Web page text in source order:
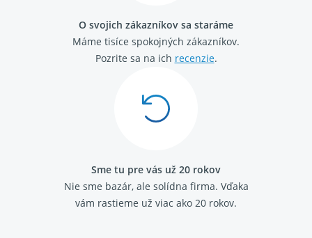
Peugeot 2008 I 2013 - 2019
Peugeot 3008 2009 - 2017
Peugeot 5008 2009 - 2017
Citroen Berlingo 1996 - 2011
Citroen Berlingo 2008 - 2018
Citroen C4 2009-
Citroen C4 Picasso / G.Picasso 2013-
Citroen C4 Cactus
O svojich zákazníkov sa staráme
Máme tisíce spokojných zákazníkov.
Pozrite sa na ich recenzie.
Sme tu pre vás už 20 rokov
Nie sme bazár, ale solídna firma. Vďaka
vám rastieme už viac ako 20 rokov.